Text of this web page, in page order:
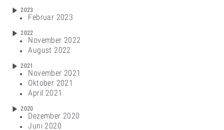
2023
Februar 2023
2022
November 2022
August 2022
2021
November 2021
Oktober 2021
April 2021
2020
Dezember 2020
Juni 2020